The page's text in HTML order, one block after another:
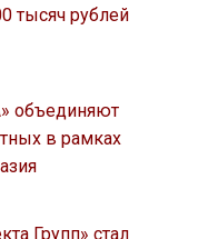
тысяч рублей
объединяют
в рамках
Групп» стал